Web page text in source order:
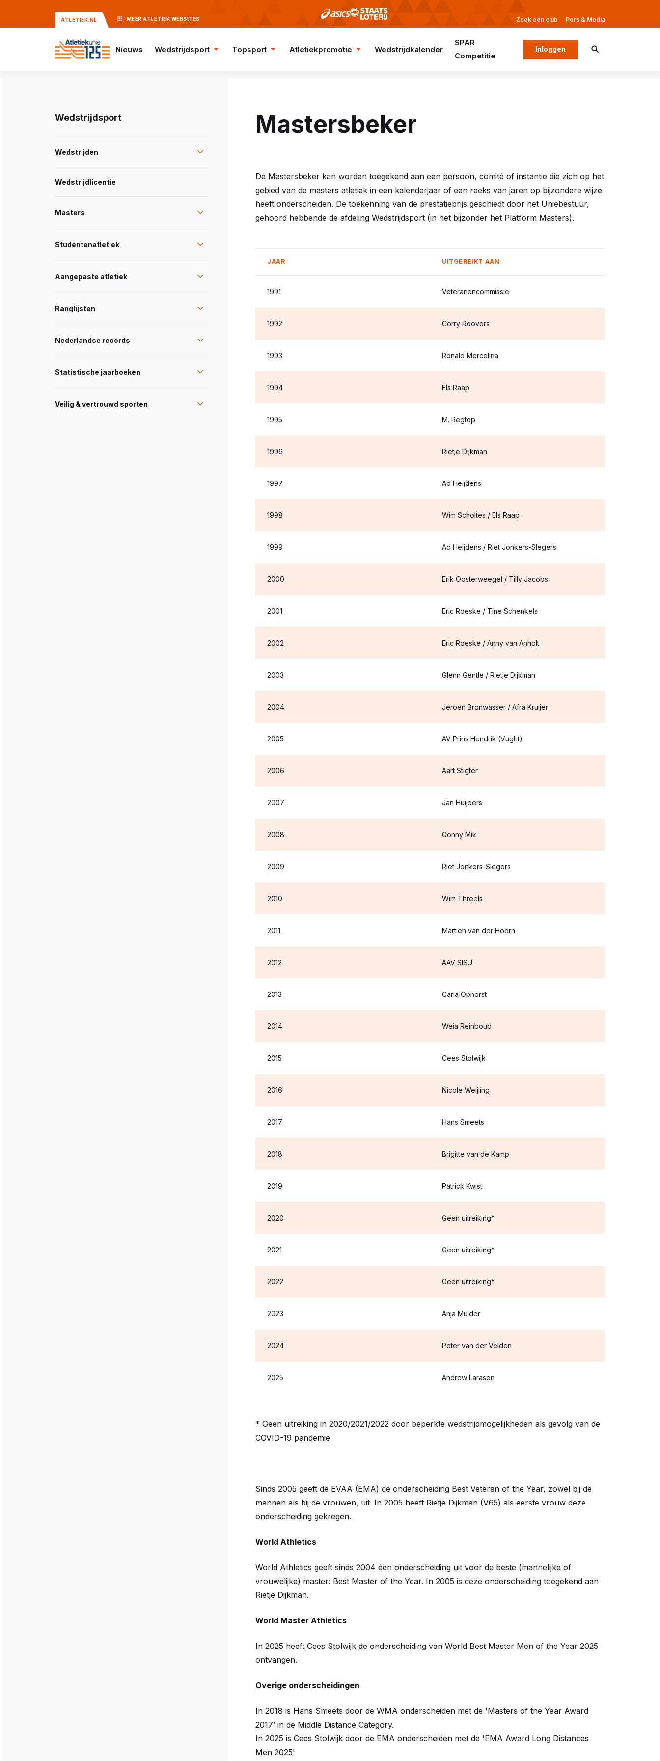
ATLETIEK.NL MEER ATLETIEK WEBSITES Zoek een club Pers & Media
Nieuws Wedstrijdsport Topsport Atletiekpromotie Wedstrijdkalender
SPAR
Competitie
Inloggen
Wedstrijdsport
Wedstrijden
Wedstrijdlicentie
Masters
Studentenatletiek
Aangepaste atletiek
Ranglijsten
Nederlandse records
Statistische jaarboeken
Veilig & vertrouwd sporten
Mastersbeker
De Mastersbeker kan worden toegekend aan een persoon, comité of instantie die zich op het
gebied van de masters atletiek in een kalenderjaar of een reeks van jaren op bijzondere wijze
heeft onderscheiden. De toekenning van de prestatieprijs geschiedt door het Uniebestuur,
gehoord hebbende de afdeling Wedstrijdsport (in het bijzonder het Platform Masters).
JAAR UITGEREIKT AAN
1991 Veteranencommissie
1992 Corry Roovers
1993 Ronald Mercelina
1994 Els Raap
1995 M. Regtop
1996 Rietje Dijkman
1997 Ad Heijdens
1998 Wim Scholtes / Els Raap
1999 Ad Heijdens / Riet Jonkers-Slegers
2000 Erik Oosterweegel / Tilly Jacobs
2001 Eric Roeske / Tine Schenkels
2002 Eric Roeske / Anny van Anholt
2003 Glenn Gentle / Rietje Dijkman
2004 Jeroen Bronwasser / Afra Kruijer
2005 AV Prins Hendrik (Vught)
2006 Aart Stigter
2007 Jan Huijbers
2008 Gonny Mik
2009 Riet Jonkers-Slegers
2010 Wim Threels
2011 Martien van der Hoorn
2012 AAV SISU
2013 Carla Ophorst
2014 Weia Reinboud
2015 Cees Stolwijk
2016 Nicole Weijling
2017 Hans Smeets
2018 Brigitte van de Kamp
2019 Patrick Kwist
2020 Geen uitreiking*
2021 Geen uitreiking*
2022 Geen uitreiking*
2023 Anja Mulder
2024 Peter van der Velden
2025 Andrew Larasen
* Geen uitreiking in 2020/2021/2022 door beperkte wedstrijdmogelijkheden als gevolg van de
COVID-19 pandemie
Sinds 2005 geeft de EVAA (EMA) de onderscheiding Best Veteran of the Year, zowel bij de
mannen als bij de vrouwen, uit. In 2005 heeft Rietje Dijkman (V65) als eerste vrouw deze
onderscheiding gekregen.
World Athletics
World Athletics geeft sinds 2004 één onderscheiding uit voor de beste (mannelijke of
vrouwelijke) master: Best Master of the Year. In 2005 is deze onderscheiding toegekend aan
Rietje Dijkman.
World Master Athletics
In 2025 heeft Cees Stolwijk de onderscheiding van World Best Master Men of the Year 2025
ontvangen.
Overige onderscheidingen
In 2018 is Hans Smeets door de WMA onderscheiden met de 'Masters of the Year Award
2017’ in de Middle Distance Category.
In 2025 is Cees Stolwijk door de EMA onderscheiden met de 'EMA Award Long Distances
Men 2025'